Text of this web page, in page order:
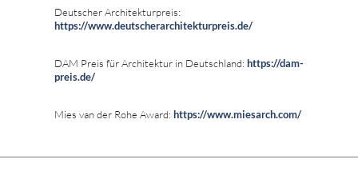
Deutscher Architekturpreis:
https://www.deutscherarchitekturpreis.de/
DAM Preis für Architektur in Deutschland: https://dam-
preis.de/
Mies van der Rohe Award: https://www.miesarch.com/